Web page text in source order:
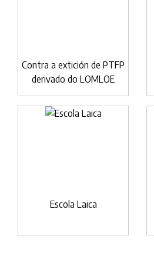
Contra a extición de PTFP
derivado do LOMLOE
Escola Laica